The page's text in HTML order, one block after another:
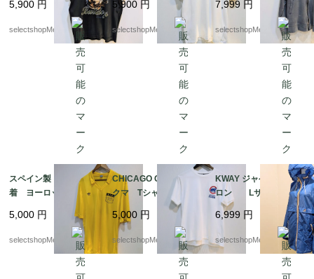
ク Tシャツ ROTHC
O MARINE BULDOG
5,900 円
selectshopMerci.
ス Lサイズ コット
ン adidas 白 Tシャ
ツ インドネシア製
5,900 円
selectshopMerci.
ップタイプ スウェッ
ト ジップパーカー
メキシコ
7,999 円
selectshopMerci.
スペイン製 ユーロ古
着 ヨーロッパ古着
Adidas ヨーロッパ製
adidas （アディダス）
ナイロン ストライ
プ mens M-Lサイズ
5,000 円
selectshopMerci.
CHICAGO CUBE bear
クマ Tシャツ 実寸M
サイズ（記載 Lサイ
ズ） コットン 白
白Tシャツ BASEBAL
L 野球 シカゴ・カブ
5,000 円
selectshopMerci.
KWAY ジャケット ナイ
ロン Lサイズ程度
レインコート ナイロ
ンジャケット フラン
ス製 ブルー bag
形式で収納可能
6,999 円
selectshopMerci.